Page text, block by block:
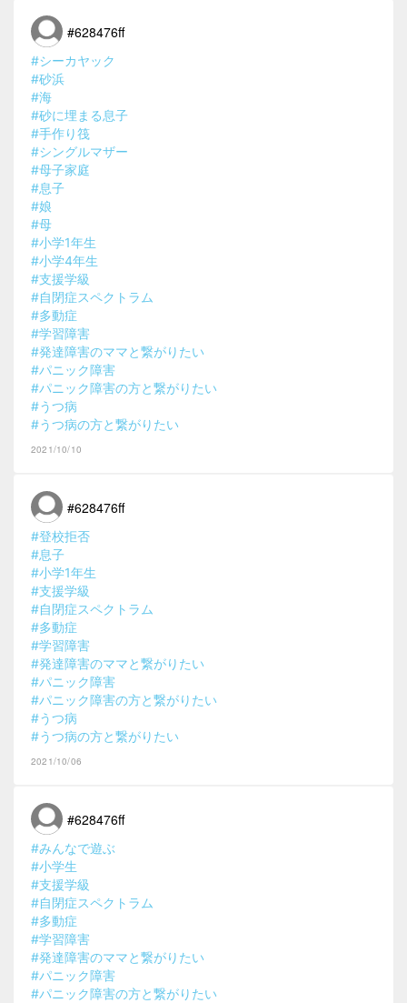
#628476ff
#シーカヤック
#砂浜
#海
#砂に埋まる息子
#手作り筏
#シングルマザー
#母子家庭
#息子
#娘
#母
#小学1年生
#小学4年生
#支援学級
#自閉症スペクトラム
#多動症
#学習障害
#発達障害のママと繋がりたい
#パニック障害
#パニック障害の方と繋がりたい
#うつ病
#うつ病の方と繋がりたい
2021/10/10
#628476ff
#登校拒否
#息子
#小学1年生
#支援学級
#自閉症スペクトラム
#多動症
#学習障害
#発達障害のママと繋がりたい
#パニック障害
#パニック障害の方と繋がりたい
#うつ病
#うつ病の方と繋がりたい
2021/10/06
#628476ff
#みんなで遊ぶ
#小学生
#支援学級
#自閉症スペクトラム
#多動症
#学習障害
#発達障害のママと繋がりたい
#パニック障害
#パニック障害の方と繋がりたい